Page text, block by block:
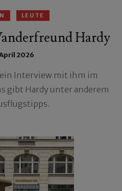
LEUTE
Hardy
2026
ein Interview mit ihm im
gibt Hardy unter anderem